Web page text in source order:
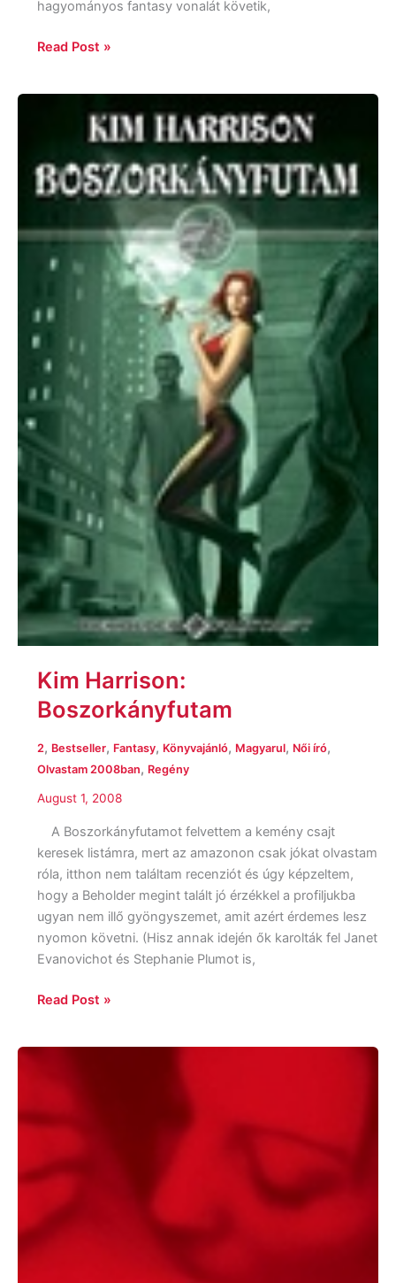
hagyományos fantasy vonalát követik,
Read Post »
Kim Harrison:
Boszorkányfutam
2, Bestseller, Fantasy, Könyvajánló, Magyarul, Női író,
Olvastam 2008ban, Regény
August 1, 2008
A Boszorkányfutamot felvettem a kemény csajt
keresek listámra, mert az amazonon csak jókat olvastam
róla, itthon nem találtam recenziót és úgy képzeltem,
hogy a Beholder megint talált jó érzékkel a profiljukba
ugyan nem illő gyöngyszemet, amit azért érdemes lesz
nyomon követni. (Hisz annak idején ők karolták fel Janet
Evanovichot és Stephanie Plumot is,
Boszorkányfutam
Read Post »
J.R.